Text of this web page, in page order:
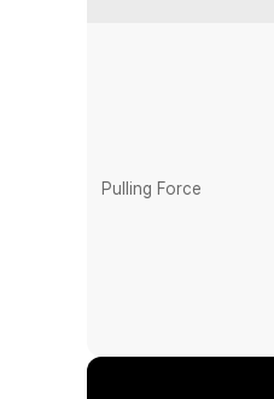
Diameter Presisi
Diameter senar
jauh dan akurat
Karakter braided
Gigitan ikan lebih
Tahan Abrasi dan
Dirancang untuk
dengan batu, kayu,
Tersedia dari
predator air tawar,
Anda.
Pulling Force